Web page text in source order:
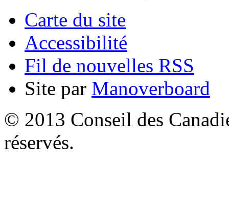
Carte du site
Accessibilité
Fil de nouvelles RSS
Site par Manoverboard
© 2013 Conseil des
réservés.